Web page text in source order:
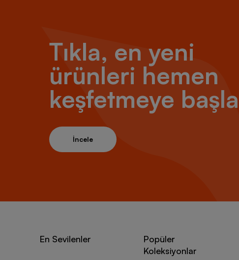
Tıkla, en yeni
ürünleri hemen
keşfetmeye
İncele
En Sevilenler
Popüler
Koleksiyonlar